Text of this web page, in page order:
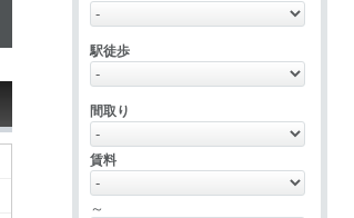
駅徒歩
間取り
賃料
～